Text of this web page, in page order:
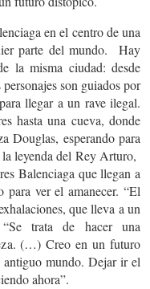
en el centro de una
parte del mundo. Hay
la misma ciudad: desde
son guiados por
llegar a un rave ilegal.
hasta una cueva, donde
Douglas, esperando para
leyenda del Rey Arturo,
Balenciaga que llegan a
ver el amanecer. “El
que lleva a un
trata de hacer una
(…) Creo en un futuro
mundo. Dejar ir el
ahora”.